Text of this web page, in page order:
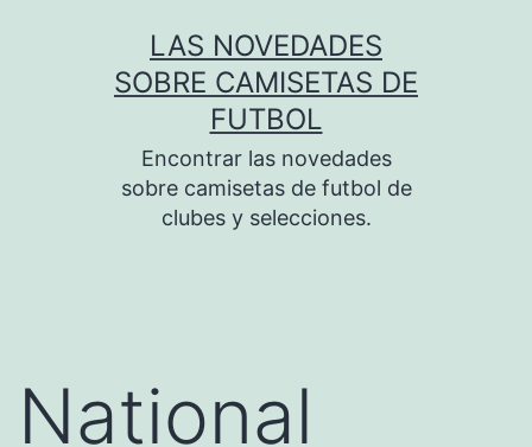
LAS NOVEDADES
SOBRE CAMISETAS DE
FUTBOL
Encontrar las novedades
sobre camisetas de futbol de
clubes y selecciones.
National